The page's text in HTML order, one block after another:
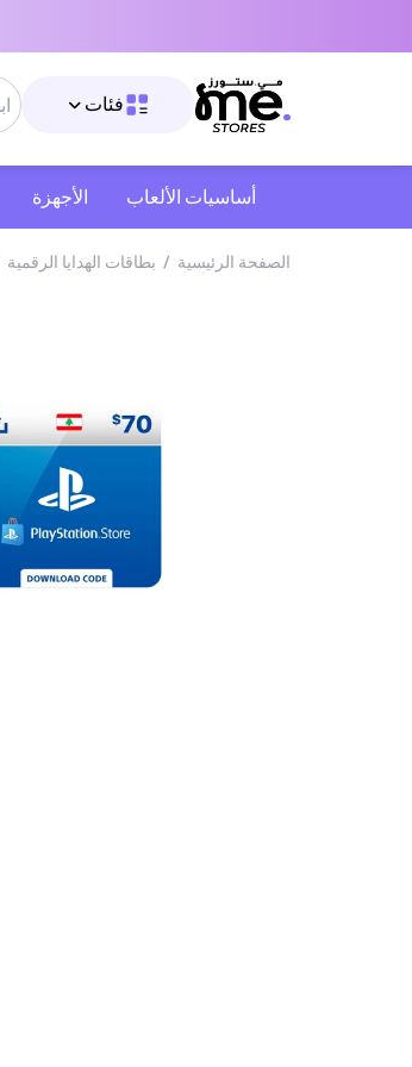
فئات
أساسيات الألعاب الأجهزة
الصفحة الرئيسية / بطاقات الهدايا الرقمية